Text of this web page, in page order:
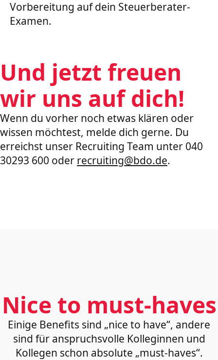
Vorbereitung auf dein Steuerberater-
Examen.
Und jetzt freuen
wir uns auf dich!
Wenn du vorher noch etwas klären oder
wissen möchtest, melde dich gerne. Du
erreichst unser Recruiting Team unter 040
30293 600 oder recruiting@bdo.de.
Nice to must-haves
Einige Benefits sind „nice to have“, andere
sind für anspruchsvolle Kolleginnen und
Kollegen schon absolute „must-haves“.